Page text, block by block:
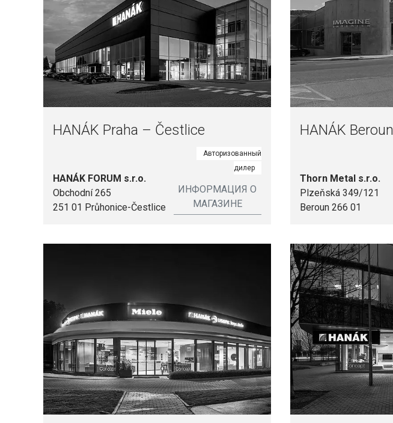
HANÁK Praha – Čestlice
HANÁK FORUM s.r.o.
Obchodní 265
251 01 Průhonice-Čestlice
Авторизованный
дилер
ИНФОРМАЦИЯ О
МАГАЗИНЕ
HANÁK Beroun
Thorn Metal s.r.o.
Plzeňská 349/121
Beroun 266 01